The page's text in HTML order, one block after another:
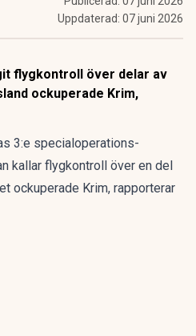
Uppdaterad: 07 juni 2026
flygkontroll över delar av
ockuperade Krim,
3:e specialoperations-
kallar flygkontroll över en del
ockuperade Krim, rapporterar